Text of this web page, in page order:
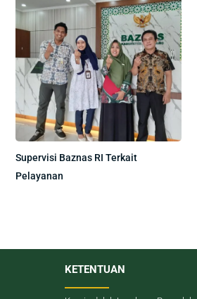
Supervisi Baznas RI Terkait
Pelayanan
KETENTUAN